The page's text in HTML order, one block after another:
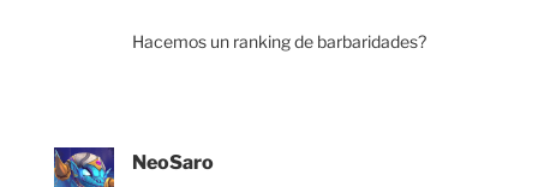
Hacemos un ranking de barbaridades?
NeoSaro